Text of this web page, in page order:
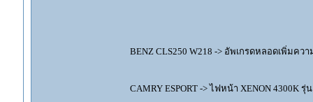
BENZ CLS250 W218 -> อัพเกรดหลอดเพิ่มควา
CAMRY ESPORT -> ไฟหน้า XENON 4300K รุ่